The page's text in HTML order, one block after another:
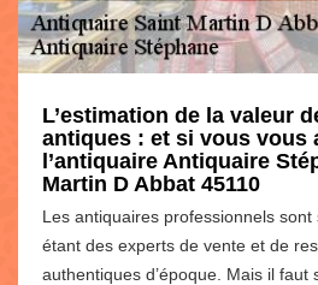
L’estimation de la valeur
antiques : et si vous vous
l’antiquaire Antiquaire
Martin D Abbat 45110
Les antiquaires professionnels
étant des experts de vente et de
authentiques d’époque. Mais il faut